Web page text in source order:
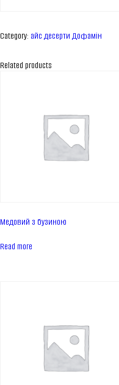
Category: айс десерти Дофамін
Related products
Медовий з бузиною
Read more